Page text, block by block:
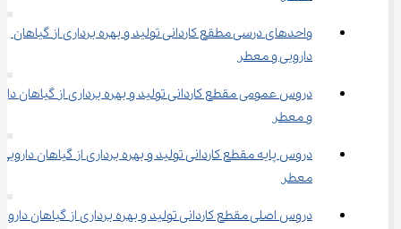
واحدهای درسی مطقع ﻛﺎردانی ﺗﻮلید و ﺑﻬﺮه ﺑﺮداری از گیاﻫﺎن
دارویی و ﻣﻌﻄﺮ
دروس عمومی مقطع کاردانی تولید و بهره برداری از گیاهان
و معطر
دروس پایه مقطع کاردانی تولید و بهره برداری از گیاهان
معطر
دروس اصلی مقطع کاردانی تولید و بهره برداری از گیاهان